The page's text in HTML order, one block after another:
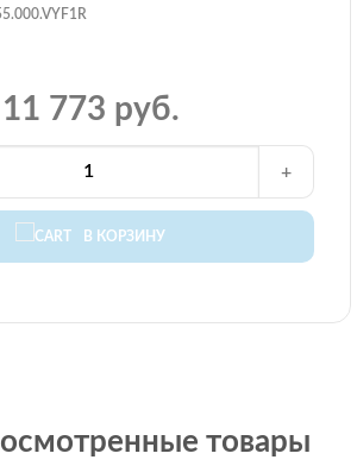
11 773 руб.
В КОРЗИНУ
+
товары